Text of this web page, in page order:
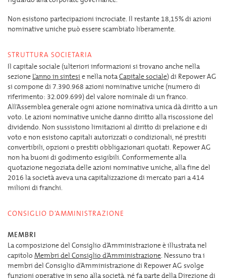
Non esistono partecipazioni incrociate. Il restante 18,15% di azioni
nominative uniche può essere scambiato liberamente.
STRUTTURA SOCIETARIA
Il capitale sociale (ulteriori informazioni si trovano anche nella
sezione L’anno in sintesi e nella notaCapitale sociale) di Repower AG
si compone di 7.390.968 azioni nominative uniche (numero di
riferimento: 32.009.699) del valore nominale di un franco.
All’Assemblea generale ogni azione nominativa unica dà diritto a un
voto. Le azioni nominative uniche danno diritto alla riscossione del
dividendo. Non sussistono limitazioni al diritto di prelazione e di
voto e non esistono capitali autorizzati o condizionali, né prestiti
convertibili, opzioni o prestiti obbligazionari quotati. Repower AG
non ha buoni di godimento esigibili. Conformemente alla
quotazione negoziata delle azioni nominative uniche, alla fine del
2016 la società aveva una capitalizzazione di mercato pari a 414
milioni di franchi.
CONSIGLIO D’AMMINISTRAZIONE
MEMBRI
La composizione del Consiglio d’Amministrazione è illustrata nel
capitolo Membri del Consiglio d’Amministrazione. Nessuno tra i
membri del Consiglio d’Amministrazione di Repower AG svolge
funzioni operative in seno alla società, né fa parte della Direzione di